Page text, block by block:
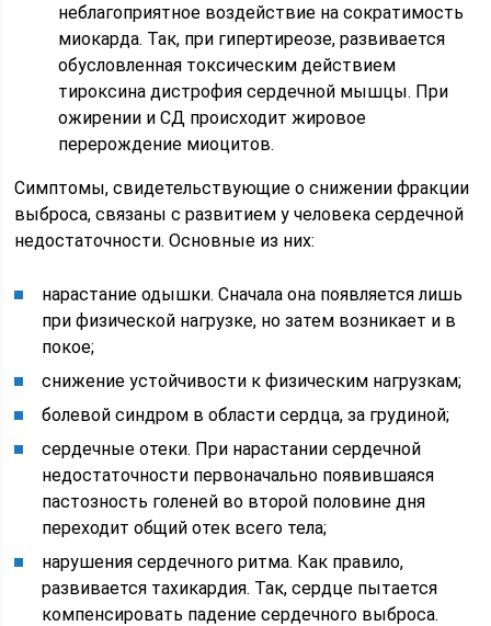
неблагоприятное воздействие на сократимость
миокарда. Так, при гипертиреозе, развивается
обусловленная токсическим действием
тироксина дистрофия сердечной мышцы. При
ожирении и СД происходит жировое
перерождение миоцитов.
Симптомы, свидетельствующие о снижении фракции
выброса, связаны с развитием у человека сердечной
недостаточности. Основные из них:
нарастание одышки. Сначала она появляется лишь
при физической нагрузке, но затем возникает и в
покое;
снижение устойчивости к физическим нагрузкам;
болевой синдром в области сердца, за грудиной;
сердечные отеки. При нарастании сердечной
недостаточности первоначально появившаяся
пастозность голеней во второй половине дня
переходит общий отек всего тела;
нарушения сердечного ритма. Как правило,
развивается тахикардия. Так, сердце пытается
компенсировать падение сердечного выброса.